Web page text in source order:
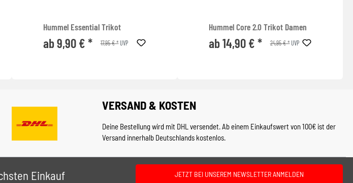
Hummel Essential Trikot
ab 9,90 € * 17,95 € *UVP
Hummel Core 2.0 Trikot Damen
ab 14,90 € * 24,95 € *UVP
VERSAND & KOSTEN
Deine Bestellung wird mit DHL versendet. Ab einem Einkaufswert von 100€ ist der
Versand innerhalb Deutschlands kostenlos.
Einkauf JETZT BEI UNSEREM NEWSLETTER ANMELDEN